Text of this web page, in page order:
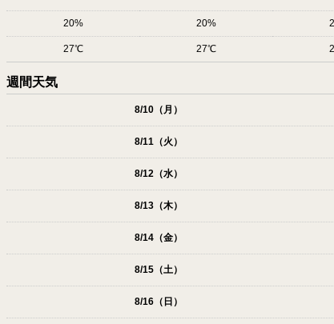
20 20
27 27
週間天気
8/10（月）
8/11（火）
8/12（水）
8/13（木）
8/14（金）
8/15（土）
8/16（日）